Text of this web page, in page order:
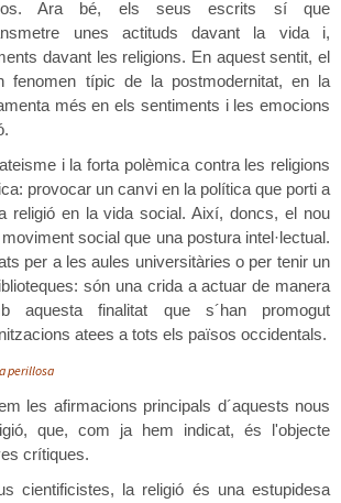
los. Ara bé, els seus escrits sí que
unes actituds davant la vida i,
davant les religions. En aquest sentit, el
fenomen típic de la postmodernitat, en la
més en els sentiments i les emocions
i la forta polèmica contra les religions
provocar un canvi en la política que porti a
religió en la vida social. Així, doncs, el nou
social que una postura intel·lectual.
per a les aules universitàries o per tenir un
són una crida a actuar de manera
aquesta finalitat que s´han promogut
atees a tots els països occidentals.
perillosa
les afirmacions principals d´aquests nous
que, com ja hem indicat, és l'objecte
crítiques.
cientificistes, la religió és una estupidesa